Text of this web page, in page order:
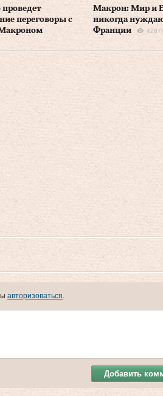
переговоры с
Макрон: Мир и
никогда
Франции
авторизоваться
Добавить